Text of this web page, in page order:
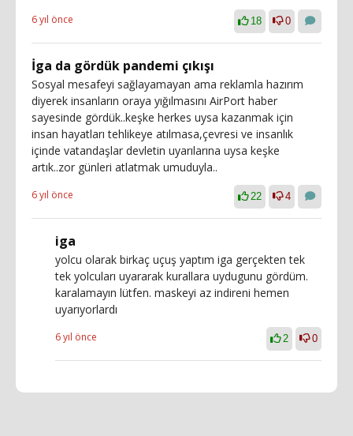
6 yıl önce 18 0
İga da gördük pandemi çıkışı
Sosyal mesafeyi sağlayamayan ama reklamla hazırım
diyerek insanların oraya yığılmasını AirPort haber
sayesinde gördük..keşke herkes uysa kazanmak için
insan hayatları tehlikeye atılmasa,çevresi ve insanlık
içinde vatandaşlar devletin uyarılarına uysa keşke
artık..zor günleri atlatmak umuduyla..
6 yıl önce 22 4
iga
yolcu olarak birkaç uçuş yaptım iga gerçekten tek
tek yolcuları uyararak kurallara uydugunu gördüm.
karalamayın lütfen. maskeyi az indireni hemen
uyarıyorlardı
6 yıl önce 2 0